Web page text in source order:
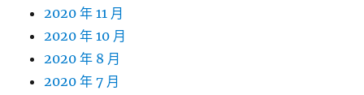
2020 年 11 月
2020 年 10 月
2020 年 8 月
2020 年 7 月